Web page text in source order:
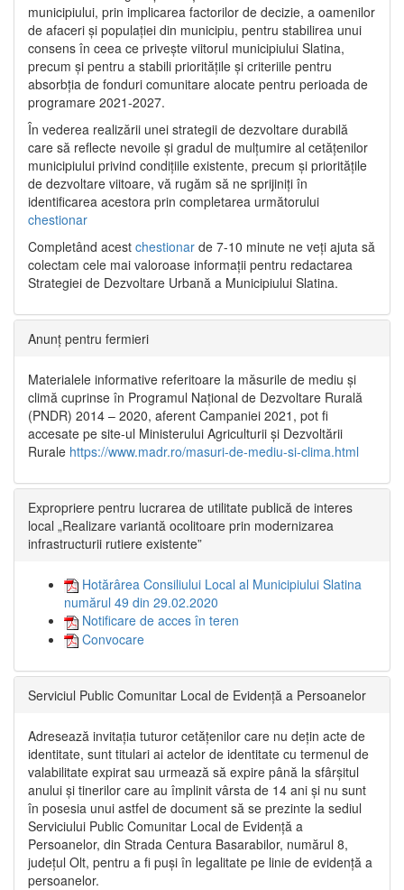
municipiului, prin implicarea factorilor de decizie, a oamenilor
de afaceri și populației din municipiu, pentru stabilirea unui
consens în ceea ce privește viitorul municipiului Slatina,
precum și pentru a stabili prioritățile și criteriile pentru
absorbția de fonduri comunitare alocate pentru perioada de
programare 2021-2027.
În vederea realizării unei strategii de dezvoltare durabilă
care să reflecte nevoile și gradul de mulțumire al cetățenilor
municipiului privind condițiile existente, precum și prioritățile
de dezvoltare viitoare, vă rugăm să ne sprijiniți în
identificarea acestora prin completarea următorului
chestionar
Completând acest chestionar de 7-10 minute ne veți ajuta să
colectam cele mai valoroase informații pentru redactarea
Strategiei de Dezvoltare Urbană a Municipiului Slatina.
Anunț pentru fermieri
Materialele informative referitoare la măsurile de mediu și
climă cuprinse în Programul Național de Dezvoltare Rurală
(PNDR) 2014 – 2020, aferent Campaniei 2021, pot fi
accesate pe site-ul Ministerului Agriculturii și Dezvoltării
Rurale https://www.madr.ro/masuri-de-mediu-si-clima.html
Expropriere pentru lucrarea de utilitate publică de interes
local „Realizare variantă ocolitoare prin modernizarea
infrastructurii rutiere existente”
Hotărârea Consiliului Local al Municipiului Slatina
numărul 49 din 29.02.2020
Notificare de acces în teren
Convocare
Serviciul Public Comunitar Local de Evidență a Persoanelor
Adresează invitația tuturor cetățenilor care nu dețin acte de
identitate, sunt titulari ai actelor de identitate cu termenul de
valabilitate expirat sau urmează să expire până la sfârșitul
anului și tinerilor care au împlinit vârsta de 14 ani și nu sunt
în posesia unui astfel de document să se prezinte la sediul
Serviciului Public Comunitar Local de Evidență a
Persoanelor, din Strada Centura Basarabilor, numărul 8,
județul Olt, pentru a fi puși în legalitate pe linie de evidență a
persoanelor.